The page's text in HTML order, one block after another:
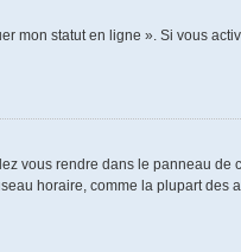
mon statut en ligne ». Si vous
vous rendre dans le panneau
horaire, comme la plupart des